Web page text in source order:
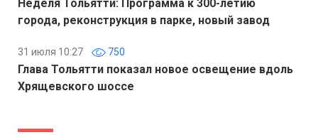
Неделя Тольятти: Программа к 300-летию
города, реконструкция в парке, новый завод
31 июля 10:27 750
Глава Тольятти показал новое освещение вдоль
Хрящевского шоссе